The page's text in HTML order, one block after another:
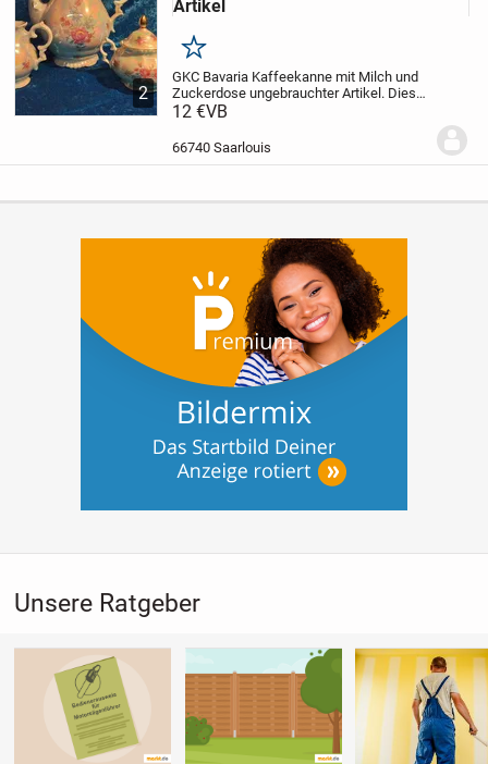
2
Artikel
Merken
GKC Bavaria Kaffeekanne mit Milch und
Zuckerdose ungebrauchter Artikel. Dies
ist eine private Anzeige. Der Verkauf
Gewährleistung und jeglicher
12 €VB
66740 Saarlouis
Unsere Ratgeber